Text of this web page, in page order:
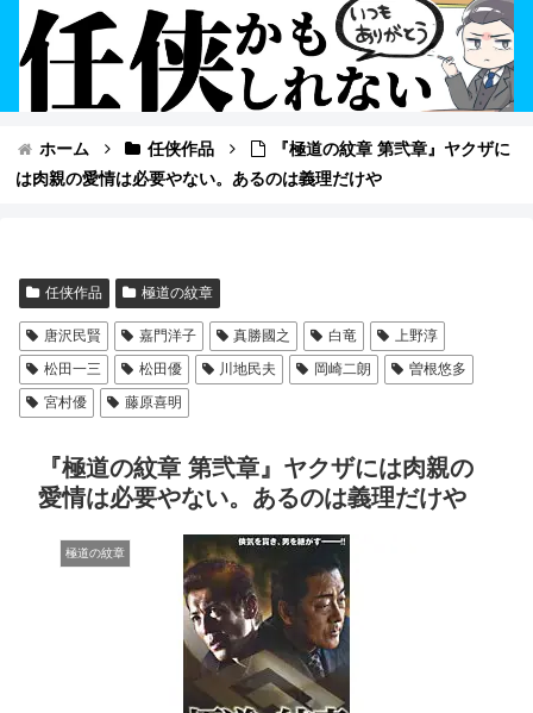
ホーム 任侠作品
『極道の紋章 第弐章』ヤクザに
は肉親の愛情は必要やない。あるのは義理だけや
任侠作品 極道の紋章
唐沢民賢 嘉門洋子 真勝國之 白竜
上野淳
松田一三
松田優 川地民夫 岡崎二朗
曽根悠多
宮村優
藤原喜明
『極道の紋章 第弐章』ヤクザには肉親の
愛情は必要やない。あるのは義理だけや
極道の紋章